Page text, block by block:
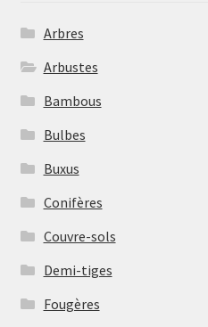
Arbres
Arbustes
Bambous
Bulbes
Buxus
Conifères
Couvre-sols
Demi-tiges
Fougères